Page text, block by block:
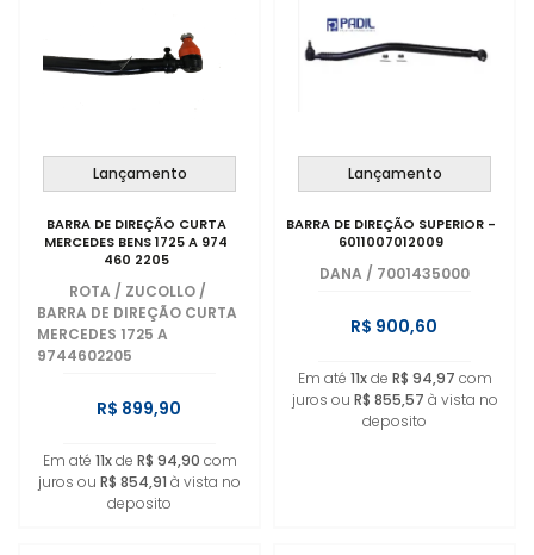
Lançamento
BARRA DE DIREÇÃO CURTA
MERCEDES BENS 1725 A 974
460 2205
ROTA / ZUCOLLO /
BARRA DE DIREÇÃO CURTA
MERCEDES 1725 A
9744602205
R$ 899,90
Em até 11xde R$ 94,90 com
juros ou R$ 854,91 à vista no
deposito
Lançamento
BARRA DE DIREÇÃO SUPERIOR -
6011007012009
DANA / 7001435000
R$ 900,60
Em até 11xde R$ 94,97 com
juros ou R$ 855,57 à vista no
deposito